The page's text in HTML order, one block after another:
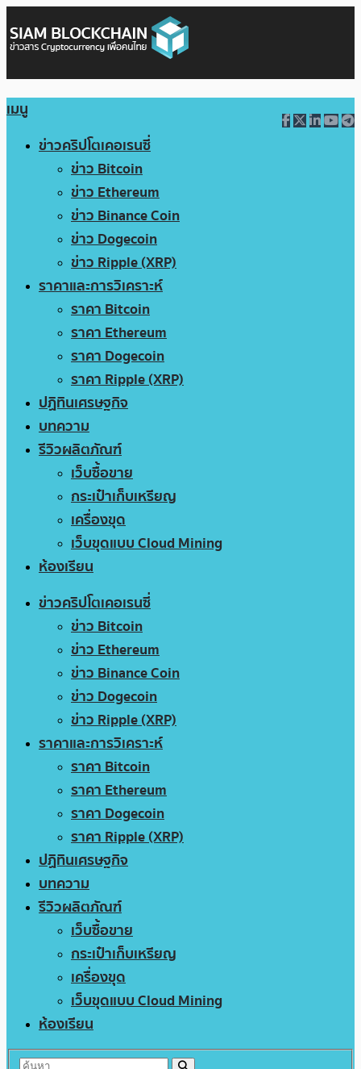
เมนู
ข่าวคริปโตเคอเรนซี่
ข่าว Bitcoin
ข่าว Ethereum
ข่าว Binance Coin
ข่าว Dogecoin
ข่าว Ripple (XRP)
ราคาและการวิเคราะห์
ราคา Bitcoin
ราคา Ethereum
ราคา Dogecoin
ราคา Ripple (XRP)
ปฏิทินเศรษฐกิจ
บทความ
รีวิวผลิตภัณฑ์
เว็บซื้อขาย
กระเป๋าเก็บเหรียญ
เครื่องขุด
เว็บขุดแบบ Cloud Mining
ห้องเรียน
ข่าวคริปโตเคอเรนซี่
ข่าว Bitcoin
ข่าว Ethereum
ข่าว Binance Coin
ข่าว Dogecoin
ข่าว Ripple (XRP)
ราคาและการวิเคราะห์
ราคา Bitcoin
ราคา Ethereum
ราคา Dogecoin
ราคา Ripple (XRP)
ปฏิทินเศรษฐกิจ
บทความ
รีวิวผลิตภัณฑ์
เว็บซื้อขาย
กระเป๋าเก็บเหรียญ
เครื่องขุด
เว็บขุดแบบ Cloud Mining
ห้องเรียน